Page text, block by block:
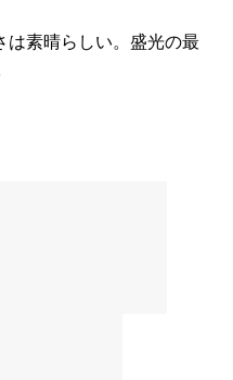
は素晴らしい。盛光の最